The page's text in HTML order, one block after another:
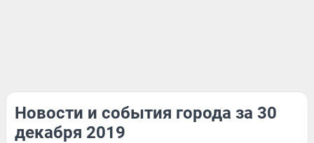
Новости и события города за 30
декабря 2019